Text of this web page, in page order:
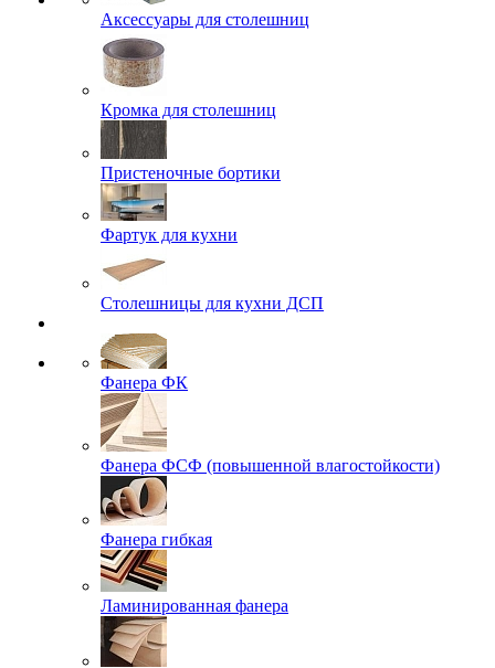
Аксессуары для столешниц
Кромка для столешниц
Пристеночные бортики
Фартук для кухни
Столешницы для кухни ДСП
Фанера ФК
Фанера ФСФ (повышенной влагостойкости)
Фанера гибкая
Ламинированная фанера